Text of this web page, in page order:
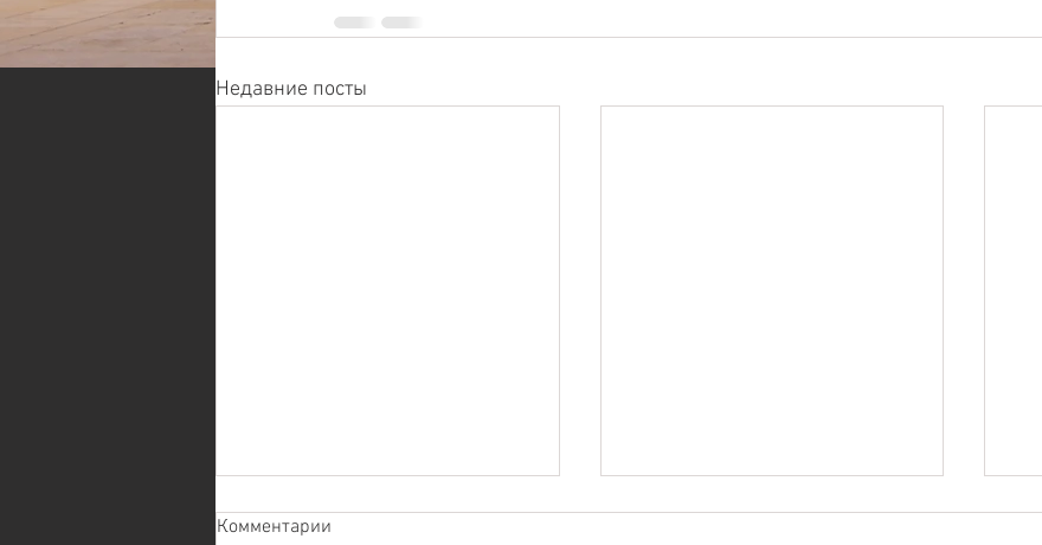
Недавние посты
Комментарии